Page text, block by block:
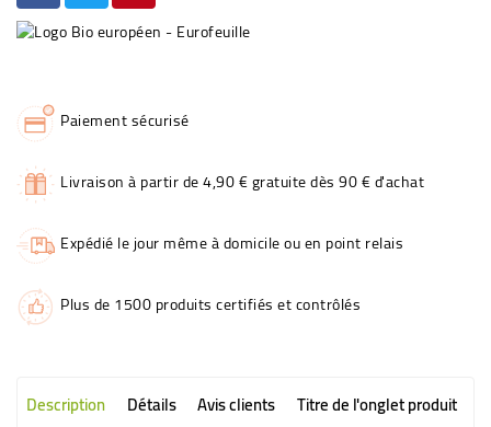
Paiement sécurisé
Livraison à partir de 4,90 € gratuite dès 90 € d'achat
Expédié le jour même à domicile ou en point relais
Plus de 1500 produits certifiés et contrôlés
Description Détails Avis clients Titre de l'onglet produit